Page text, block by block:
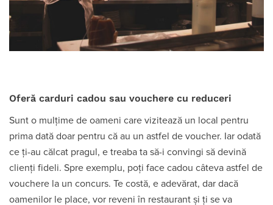
Oferă carduri cadou sau vouchere cu reduceri
Sunt o mulțime de oameni care vizitează un local pentru
prima dată doar pentru că au un astfel de voucher. Iar odată
ce ți-au călcat pragul, e treaba ta să-i convingi să devină
clienți fideli. Spre exemplu, poți face cadou câteva astfel de
vouchere la un concurs. Te costă, e adevărat, dar dacă
oamenilor le place, vor reveni în restaurant și ți se va